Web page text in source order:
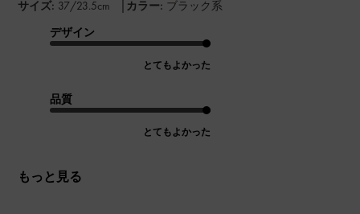
サイズ: 37/23.5cm | カラー: ブラック系
デザイン
とてもよかった
品質
とてもよかった
もっと見る